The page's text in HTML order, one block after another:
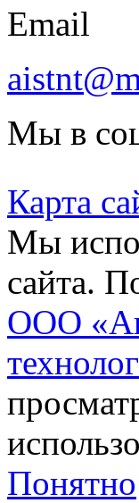
Email
Мы в
Карта
Мы
сайта.
ООО
Понятно